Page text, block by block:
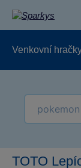
Venkovní
TOTO